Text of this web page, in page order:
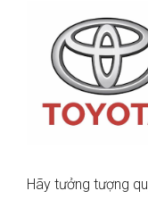
Hãy tưởng tượng